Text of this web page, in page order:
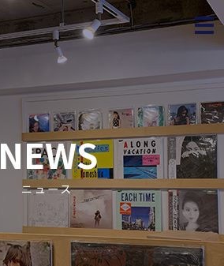
NEWS
ニュース